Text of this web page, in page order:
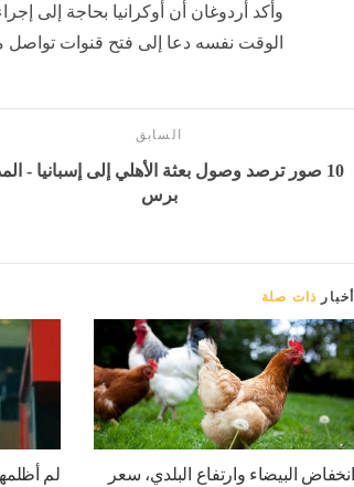
وأكد أردوغان أن أوكرانيا بحاجة إلى
الوقت نفسه دعا إلى فتح قنوات تواصل
السابق
10 صور ترصد وصول بعثة الأهلي إلى إسبانيا -
برس
أخبار ذات صلة
انخفاض البيضاء وارتفاع البلدي، سعر
لم